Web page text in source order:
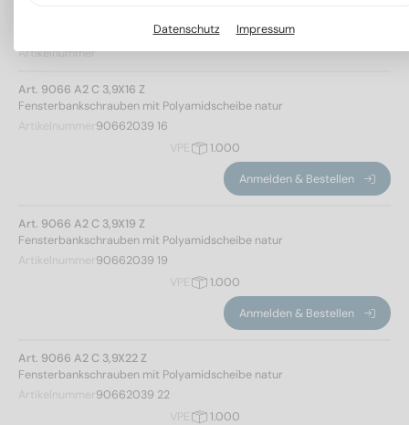
Artikelnummer
Art. 9066 A2 C 3,9X16 Z
Fensterbankschrauben mit Polyamidscheibe natur
Artikelnummer 90662039 16
VPE
1.000
Anmelden & Bestellen
Art. 9066 A2 C 3,9X19 Z
Fensterbankschrauben mit Polyamidscheibe natur
Artikelnummer 90662039 19
VPE
1.000
Anmelden & Bestellen
Art. 9066 A2 C 3,9X22 Z
Fensterbankschrauben mit Polyamidscheibe natur
Artikelnummer 90662039 22
VPE
1.000
Datenschutz Impressum